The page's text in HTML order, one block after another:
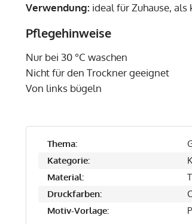
Verwendung: ideal für Zuhause,
Pflegehinweise
Nur bei 30 °C waschen
Nicht für den Trockner geeignet
Von links bügeln
Thema:
Kategorie:
Material:
Druckfarben:
Motiv-Vorlage: